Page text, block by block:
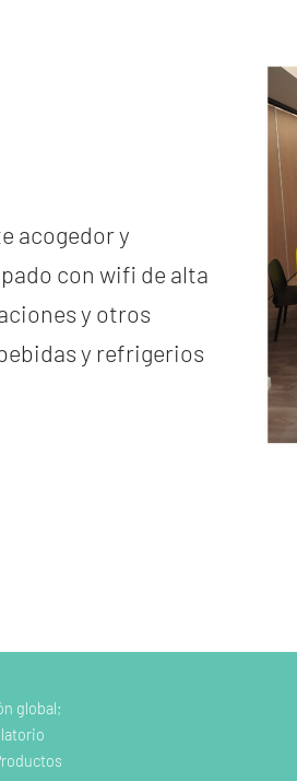
acogedor y
con wifi de alta
y otros
y refrigerios
global;